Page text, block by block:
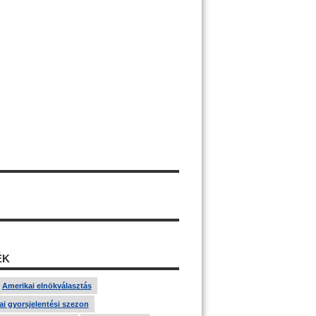
Amerikai elnökválasztás
gyorsjelentési szezon